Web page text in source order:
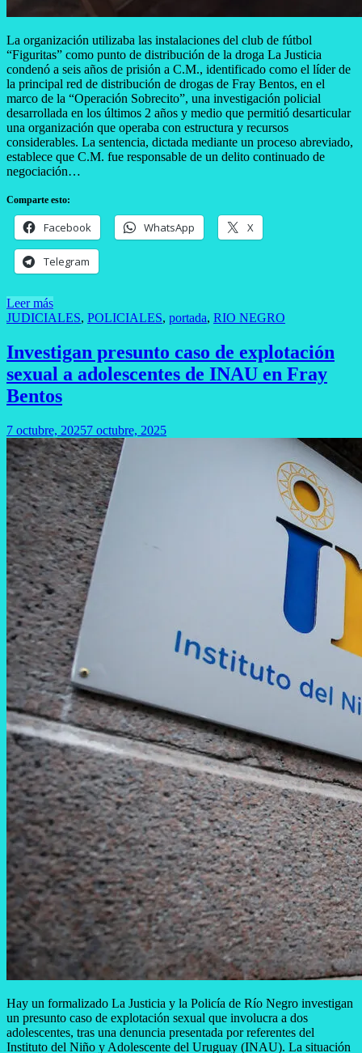
La organización utilizaba las instalaciones del club de fútbol
“Figuritas” como punto de distribución de la droga La Justicia
condenó a seis años de prisión a C.M., identificado como el líder de
la principal red de distribución de drogas de Fray Bentos, en el
marco de la “Operación Sobrecito”, una investigación policial
desarrollada en los últimos 2 años y medio que permitió desarticular
una organización que operaba con estructura y recursos
considerables. La sentencia, dictada mediante un proceso abreviado,
establece que C.M. fue responsable de un delito continuado de
negociación…
Comparte esto:
Facebook WhatsApp X
Telegram
Leer más
JUDICIALES, POLICIALES, portada, RIO NEGRO
Investigan presunto caso de explotación
sexual a adolescentes de INAU en Fray
Bentos
7 octubre, 20257 octubre, 2025
Hay un formalizado La Justicia y la Policía de Río Negro investigan
un presunto caso de explotación sexual que involucra a dos
adolescentes, tras una denuncia presentada por referentes del
Instituto del Niño y Adolescente del Uruguay (INAU). La situación